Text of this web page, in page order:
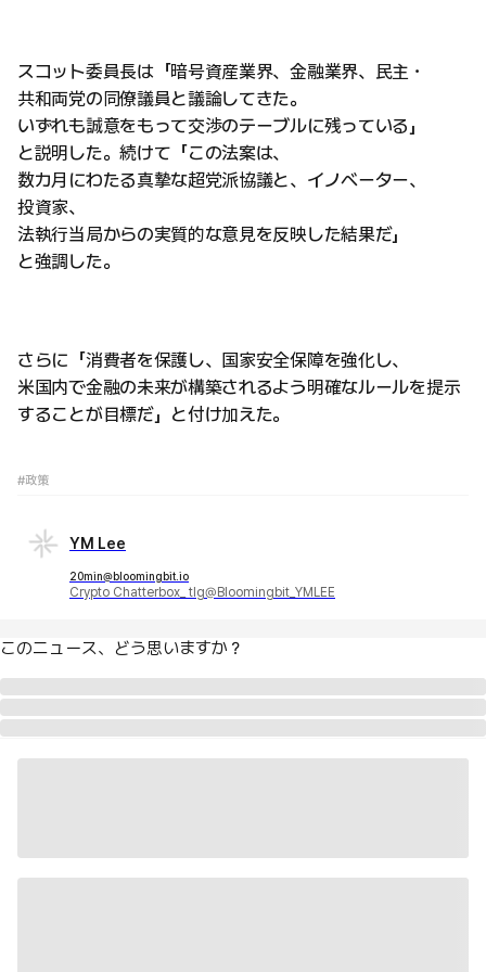
スコット委員長は「暗号資産業界、金融業界、民主・
共和両党の同僚議員と議論してきた。
いずれも誠意をもって交渉のテーブルに残っている」
と説明した。続けて「この法案は、
数カ月にわたる真摯な超党派協議と、イノベーター、
投資家、
法執行当局からの実質的な意見を反映した結果だ」
と強調した。
さらに「消費者を保護し、国家安全保障を強化し、
米国内で金融の未来が構築されるよう明確なルールを提示
することが目標だ」と付け加えた。
#政策
YM Lee
20min@bloomingbit.io
Crypto Chatterbox_ tlg@Bloomingbit_YMLEE
このニュース、どう思いますか？